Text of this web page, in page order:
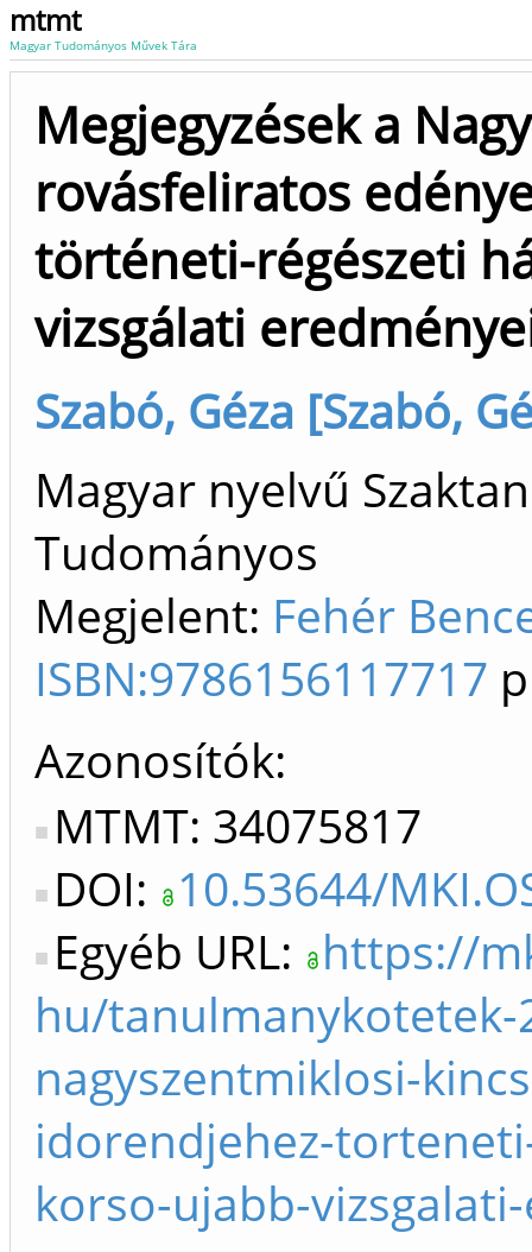
mtmt
Magyar Tudományos Művek Tára
Megjegyzések a
rovásfeliratos
történeti-régészeti
vizsgálati
Szabó, Géza [Szabó,
Magyar nyelvű
Tudományos
Megjelent: Fehér
ISBN:9786156117717
Azonosítók
MTMT: 34075817
DOI: 10.53644/
Egyéb URL: https://
hu/tanulmanykotetek-
nagyszentmiklosi-
idorendjehez-
korso-ujabb-